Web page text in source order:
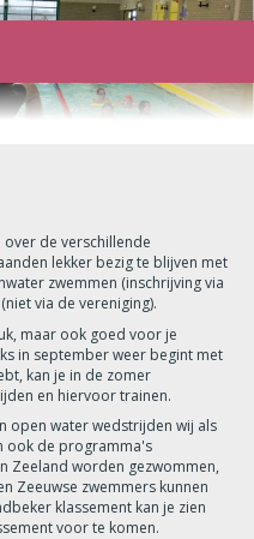
de verschillende
lekker bezig te blijven met
zwemmen (inschrijving via
via de vereniging).
maar ook goed voor je
in september weer begint met
kan je in de zomer
en hiervoor trainen.
open water wedstrijden wij als
ook de programma's
Zeeland worden gezwommen,
Zeeuwse zwemmers kunnen
klassement kan je zien
voor te komen.